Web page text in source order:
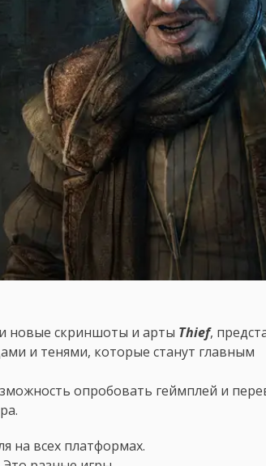
новые скриншоты и арты Thief,
и тенями, которые станут главным
опробовать геймплей и
на всех платформах.